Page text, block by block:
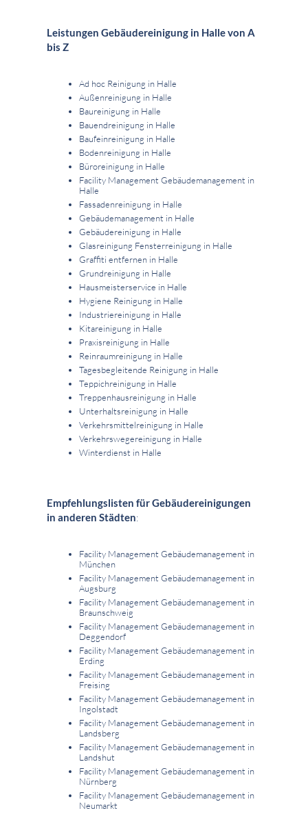
Leistungen Gebäudereinigung in Halle von A
bis Z
Ad hoc Reinigung in Halle
Außenreinigung in Halle
Baureinigung in Halle
Bauendreinigung in Halle
Baufeinreinigung in Halle
Bodenreinigung in Halle
Büroreinigung in Halle
Facility Management Gebäudemanagement in
Halle
Fassadenreinigung in Halle
Gebäudemanagement in Halle
Gebäudereinigung in Halle
Glasreinigung Fensterreinigung in Halle
Graffiti entfernen in Halle
Grundreinigung in Halle
Hausmeisterservice in Halle
Hygiene Reinigung in Halle
Industriereinigung in Halle
Kitareinigung in Halle
Praxisreinigung in Halle
Reinraumreinigung in Halle
Tagesbegleitende Reinigung in Halle
Teppichreinigung in Halle
Treppenhausreinigung in Halle
Unterhaltsreinigung in Halle
Verkehrsmittelreinigung in Halle
Verkehrswegereinigung in Halle
Winterdienst in Halle
Empfehlungslisten für Gebäudereinigungen
in anderen Städten:
Facility Management Gebäudemanagement in
München
Facility Management Gebäudemanagement in
Augsburg
Facility Management Gebäudemanagement in
Braunschweig
Facility Management Gebäudemanagement in
Deggendorf
Facility Management Gebäudemanagement in
Erding
Facility Management Gebäudemanagement in
Freising
Facility Management Gebäudemanagement in
Ingolstadt
Facility Management Gebäudemanagement in
Landsberg
Facility Management Gebäudemanagement in
Landshut
Facility Management Gebäudemanagement in
Nürnberg
Facility Management Gebäudemanagement in
Neumarkt